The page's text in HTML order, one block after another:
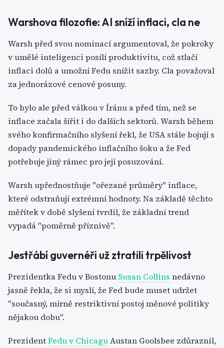
Warshova filozofie: AI sníží inflaci, cla ne
Warsh před svou nominací argumentoval, že pokroky
v umělé inteligenci posílí produktivitu, což stlačí
inflaci dolů a umožní Fedu snížit sazby. Cla považoval
za jednorázové cenové posuny.
To bylo ale před válkou v Íránu a před tím, než se
inflace začala šířit i do dalších sektorů. Warsh během
svého konfirmačního slyšení řekl, že USA stále bojují s
dopady pandemického inflačního šoku a že Fed
potřebuje jiný rámec pro její posuzování.
Warsh upřednostňuje "ořezané průměry" inflace,
které odstraňují extrémní hodnoty. Na základě těchto
měřítek v době slyšení tvrdil, že základní trend
vypadá "poměrně příznivě".
Jestřábí guvernéři už ztratili trpělivost
Prezidentka Fedu v Bostonu Susan Collins nedávno
jasně řekla, že si myslí, že Fed bude muset udržet
"současný, mírně restriktivní postoj měnové politiky
nějakou dobu".
PrezidentFedu v ChicaguAustan Goolsbee zdůraznil,